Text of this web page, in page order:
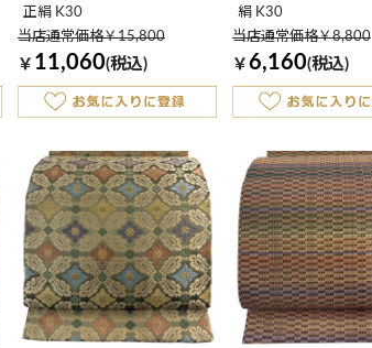
正絹 K30
当店通常価格￥15,800
￥ 11,060(税込)
絹 K30
当店通常価格￥8,800
￥ 6,160(税込)